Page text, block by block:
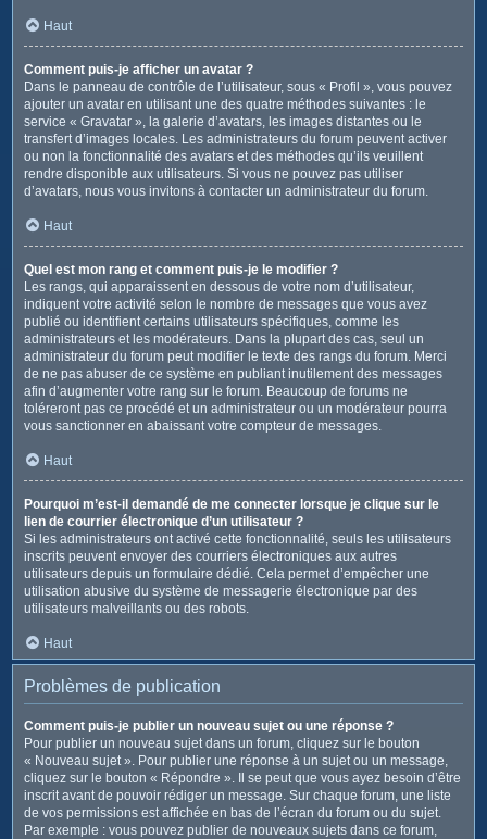
Haut
Comment puis-je afficher un avatar ?
Dans le panneau de contrôle de l’utilisateur, sous « Profil », vous pouvez
ajouter un avatar en utilisant une des quatre méthodes suivantes : le
service « Gravatar », la galerie d’avatars, les images distantes ou le
transfert d’images locales. Les administrateurs du forum peuvent activer
ou non la fonctionnalité des avatars et des méthodes qu’ils veuillent
rendre disponible aux utilisateurs. Si vous ne pouvez pas utiliser
d’avatars, nous vous invitons à contacter un administrateur du forum.
Haut
Quel est mon rang et comment puis-je le modifier ?
Les rangs, qui apparaissent en dessous de votre nom d’utilisateur,
indiquent votre activité selon le nombre de messages que vous avez
publié ou identifient certains utilisateurs spécifiques, comme les
administrateurs et les modérateurs. Dans la plupart des cas, seul un
administrateur du forum peut modifier le texte des rangs du forum. Merci
de ne pas abuser de ce système en publiant inutilement des messages
afin d’augmenter votre rang sur le forum. Beaucoup de forums ne
toléreront pas ce procédé et un administrateur ou un modérateur pourra
vous sanctionner en abaissant votre compteur de messages.
Haut
Pourquoi m’est-il demandé de me connecter lorsque je clique sur le
lien de courrier électronique d’un utilisateur ?
Si les administrateurs ont activé cette fonctionnalité, seuls les utilisateurs
inscrits peuvent envoyer des courriers électroniques aux autres
utilisateurs depuis un formulaire dédié. Cela permet d’empêcher une
utilisation abusive du système de messagerie électronique par des
utilisateurs malveillants ou des robots.
Haut
Problèmes de publication
Comment puis-je publier un nouveau sujet ou une réponse ?
Pour publier un nouveau sujet dans un forum, cliquez sur le bouton
« Nouveau sujet ». Pour publier une réponse à un sujet ou un message,
cliquez sur le bouton « Répondre ». Il se peut que vous ayez besoin d’être
inscrit avant de pouvoir rédiger un message. Sur chaque forum, une liste
de vos permissions est affichée en bas de l’écran du forum ou du sujet.
Par exemple : vous pouvez publier de nouveaux sujets dans ce forum,